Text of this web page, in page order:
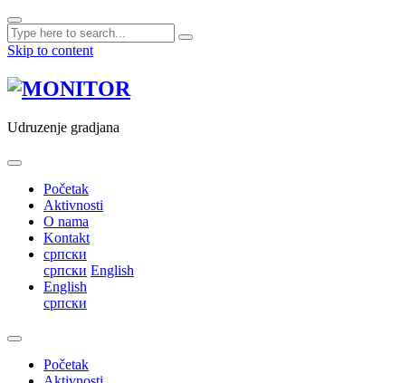
Skip to content
Udruzenje gradjana
Početak
Aktivnosti
O nama
Kontakt
српски
српски English
English
српски
Početak